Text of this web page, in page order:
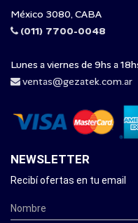
México 3080, CABA
(011) 7700-0048
Lunes a viernes de 9hs a
ventas@gezatek.com.ar
NEWSLETTER
Recibí ofertas en tu email